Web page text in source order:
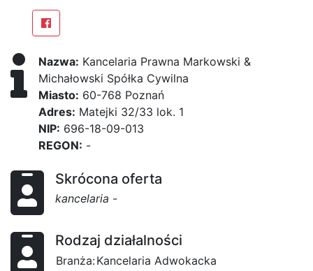
Nazwa: Kancelaria Prawna Markowski &
Michałowski Spółka Cywilna
Miasto: 60-768 Poznań
Adres: Matejki 32/33 lok. 1
NIP: 696-18-09-013
REGON: -
Skrócona oferta
kancelaria -
Rodzaj działalności
Branża:Kancelaria Adwokacka